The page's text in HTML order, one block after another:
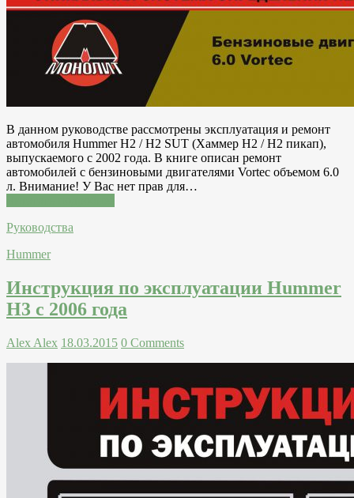
В данном руководстве рассмотрены эксплуатация и ремонт
автомобиля Hummer H2 / H2 SUT (Хаммер Н2 / Н2 пикап),
выпускаемого с 2002 года. В книге описан ремонт
автомобилей с бензиновыми двигателями Vortec объемом 6.0
л. Внимание! У Вас нет прав для…
Руководства
Hummer
Инструкция по эксплуатации Hummer
H3 с 2006 года
Alex Alex 18.03.2015 0 Comments